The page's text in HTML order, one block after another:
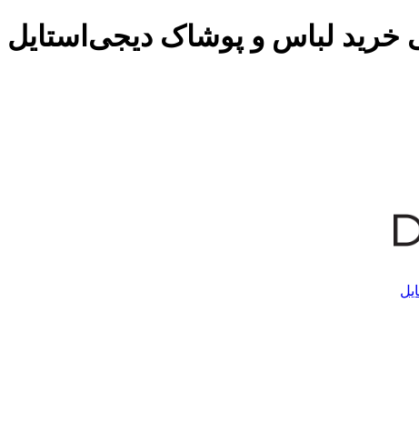
خرید لباس و پوشاک دیجی‌استایل